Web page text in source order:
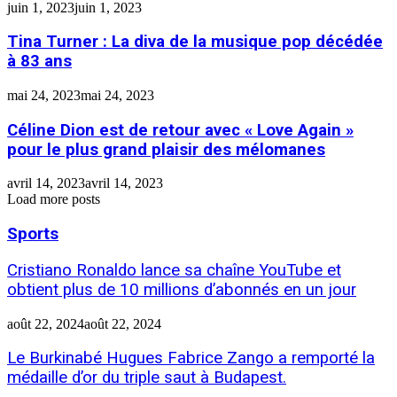
juin 1, 2023juin 1, 2023
Tina Turner : La diva de la musique pop décédée
à 83 ans
mai 24, 2023mai 24, 2023
Céline Dion est de retour avec « Love Again »
pour le plus grand plaisir des mélomanes
avril 14, 2023avril 14, 2023
Load more posts
Sports
Cristiano Ronaldo lance sa chaîne YouTube et
obtient plus de 10 millions d’abonnés en un jour
août 22, 2024août 22, 2024
Le Burkinabé Hugues Fabrice Zango a remporté la
médaille d’or du triple saut à Budapest.